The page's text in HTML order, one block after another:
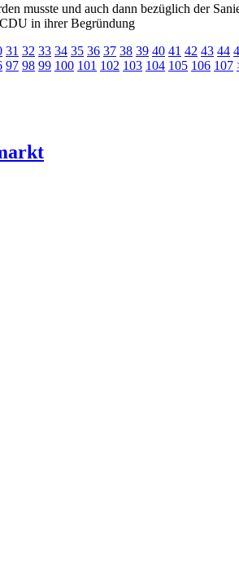
musste und auch dann bezüglich der
in ihrer Begründung
31 32 33 34 35 36 37 38 39 40 41 42 43 44
97 98 99 100 101 102 103 104 105 106 107